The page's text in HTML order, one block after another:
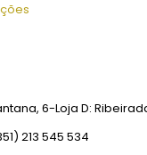
6-Loja D:
213 545 534